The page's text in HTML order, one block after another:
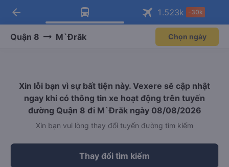
Tải app Vexere ngay!
Nhận ưu đãi thành viên độc
Mở app
Tải app Vexere
-30k/ghế khi đặt vé máy bay qua
Mở app
arrow_back 1.523k -30k
Quận 8 M`Đrăk Chọn ngày
Xin lỗi bạn vì sự bất tiện này. Vexere sẽ cập nhật
ngay khi có thông tin xe hoạt động trên tuyến
đường Quận 8 đi M`Đrăk ngày 08/08/2026
Xin bạn vui lòng thay đổi tuyến đường tìm kiếm
Thay đổi tìm kiếm